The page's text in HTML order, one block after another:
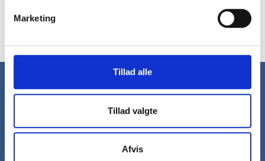
Marketing
Tillad alle
Tillad valgte
Afvis
Nyhedsbrev
Få gode tilbud og nyheder direkte i din